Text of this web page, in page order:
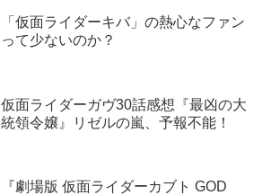
「仮面ライダーキバ」の熱心なファン
って少ないのか？
仮面ライダーガヴ30話感想『最凶の大
統領令嬢』リゼルの嵐、予報不能！
『劇場版 仮面ライダーカブト GOD